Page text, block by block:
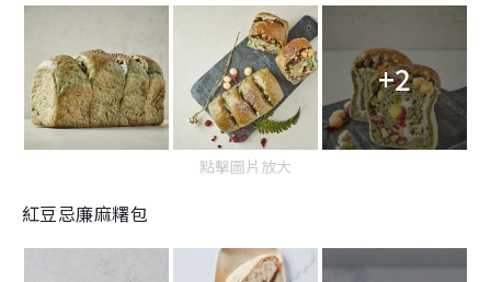
+2
點擊圖片放大
紅豆忌廉麻糬包